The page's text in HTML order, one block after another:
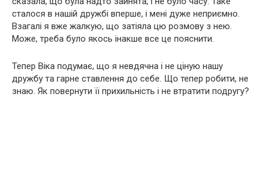
сталося в нашій дружбі вперше, і мені дуже неприємно.
Взагалі я вже жалкую, що затіяла цю розмову з нею.
Може, треба було якось інакше все це пояснити.
Тепер Віка подумає, що я невдячна і не ціную нашу
дружбу та гарне ставлення до себе. Що тепер робити, не
знаю. Як повернути її прихильність і не втратити подругу?